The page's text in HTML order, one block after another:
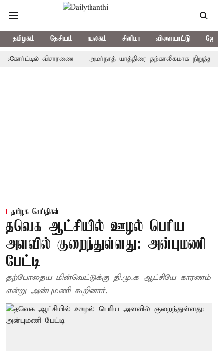
தமிழகம் தேசியம் உலகம் சினிமா விளையாட்டு
விசாரணை அமர்நாத் யாத்திரை தற்காலிகமாக நிறுத்தம்
தமிழக செய்திகள்
தவெக ஆட்சியில் ஊழல் பெரிய
அளவில் குறைந்துள்ளது: அன்புமணி
பேட்டி
தற்போதைய மின்வெட்டுக்கு தி.மு.க ஆட்சியே காரணம்
என்று அன்புமணி கூறினார்.